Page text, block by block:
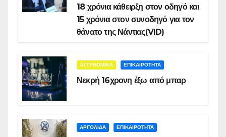
18 χρόνια κάθειρξη στον οδηγό και
15 χρόνια στον συνοδηγό για τον
θάνατο της Νάντιας(VID)
ΑΣΤΥΝΟΜΙΚΑ ΕΠΙΚΑΙΡΟΤΗΤΑ
Νεκρή 16χρονη έξω από μπαρ
ΑΡΓΟΛΙΔΑ ΕΠΙΚΑΙΡΟΤΗΤΑ